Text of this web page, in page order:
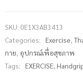
AB3413
อัน ชิ้น
SKU: 0E1X3AB3413
Categories:
Exercise,
กาย, อุปกรณ์เพื่อสุขภาพ
Tags:
EXERCISE,